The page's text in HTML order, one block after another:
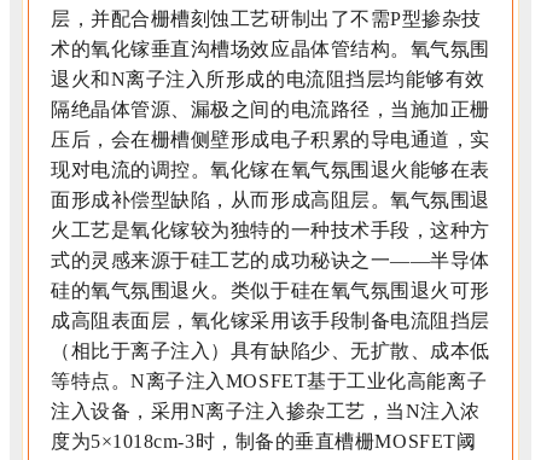
层，并配合栅槽刻蚀工艺研制出了不需P型掺杂技
术的氧化镓垂直沟槽场效应晶体管结构。氧气氛围
退火和N离子注入所形成的电流阻挡层均能够有效
隔绝晶体管源、漏极之间的电流路径，当施加正栅
压后，会在栅槽侧壁形成电子积累的导电通道，实
现对电流的调控。氧化镓在氧气氛围退火能够在表
面形成补偿型缺陷，从而形成高阻层。氧气氛围退
火工艺是氧化镓较为独特的一种技术手段，这种方
式的灵感来源于硅工艺的成功秘诀之一——半导体
硅的氧气氛围退火。类似于硅在氧气氛围退火可形
成高阻表面层，氧化镓采用该手段制备电流阻挡层
（相比于离子注入）具有缺陷少、无扩散、成本低
等特点。N离子注入MOSFET基于工业化高能离子
注入设备，采用N离子注入掺杂工艺，当N注入浓
度为5×1018cm-3时，制备的垂直槽栅MOSFET阈